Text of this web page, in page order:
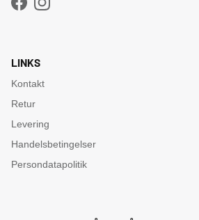
FacebookInstagram
LINKS
Kontakt
Retur
Levering
Handelsbetingelser
Persondatapolitik